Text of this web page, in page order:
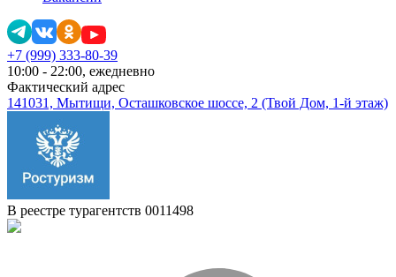
+7 (999) 333-80-39
10:00 - 22:00, ежедневно
Фактический адрес
141031, Мытищи, Осташковское шоссе, 2 (Твой Дом, 1-й этаж)
В реестре турагентств 0011498